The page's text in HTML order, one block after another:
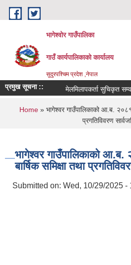
Skip to main content
भागेश्वोर गाउँपालिका
गाउँ कार्यपालिकाको कार्यालय
सुदुरपश्चिम प्रदेश ,नेपाल
प्रमुख सूचना :: मेलमिलापकर्ता सुचिकृत
You are here
Home» भागेश्वर गाउँपालिकाको आ.ब.
प्रगतिविवरण
भागेश्वर गाउँपालिकाको
बार्षिक समिक्षा तथा
Submitted on: Wed, 10/29/2025 -